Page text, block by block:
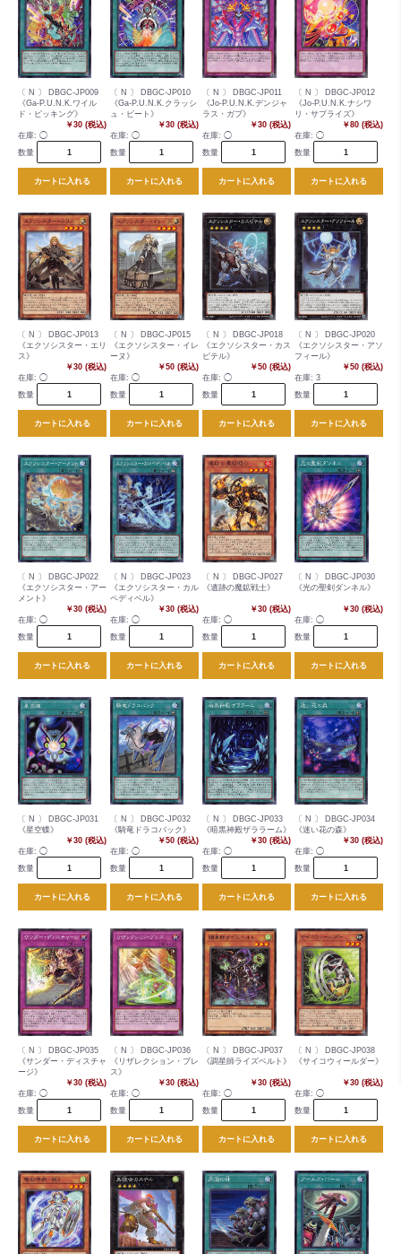
〔 N 〕 DBGC-JP009
《Ga-P.U.N.K.ワイル
ド・ピッキング》
￥30 (税込)
在庫: ◯
数量
カートに入れる
〔 N 〕 DBGC-JP010
《Ga-P.U.N.K.クラッシ
ュ・ビート》
￥30 (税込)
在庫: ◯
数量
カートに入れる
〔 N 〕 DBGC-JP011
《Jo-P.U.N.K.デンジャ
ラス・ガブ》
￥30 (税込)
在庫: ◯
数量
カートに入れる
〔 N 〕 DBGC-JP012
《Jo-P.U.N.K.ナシワ
リ・サプライズ》
￥80 (税込)
在庫: ◯
数量
カートに入れる
〔 N 〕 DBGC-JP013
《エクソシスター・エリ
ス》
￥30 (税込)
在庫: ◯
数量
カートに入れる
〔 N 〕 DBGC-JP015
《エクソシスター・イレ
ーヌ》
￥50 (税込)
在庫: ◯
数量
カートに入れる
〔 N 〕 DBGC-JP018
《エクソシスター・カス
ピテル》
￥50 (税込)
在庫: ◯
数量
カートに入れる
〔 N 〕 DBGC-JP020
《エクソシスター・アソ
フィール》
￥50 (税込)
在庫: 3
数量
カートに入れる
〔 N 〕 DBGC-JP022
《エクソシスター・アー
メント》
￥30 (税込)
在庫: ◯
数量
カートに入れる
〔 N 〕 DBGC-JP023
《エクソシスター・カル
ペディベル》
￥30 (税込)
在庫: ◯
数量
カートに入れる
〔 N 〕 DBGC-JP027
《遺跡の魔鉱戦士》
￥30 (税込)
在庫: ◯
数量
カートに入れる
〔 N 〕 DBGC-JP030
《光の聖剣ダンネル》
￥30 (税込)
在庫: ◯
数量
カートに入れる
〔 N 〕 DBGC-JP031
《星空蝶》
￥30 (税込)
在庫: ◯
数量
カートに入れる
〔 N 〕 DBGC-JP032
《騎竜ドラコバック》
￥50 (税込)
在庫: ◯
数量
カートに入れる
〔 N 〕 DBGC-JP033
《暗黒神殿ザララーム》
￥30 (税込)
在庫: ◯
数量
カートに入れる
〔 N 〕 DBGC-JP034
《迷い花の森》
￥30 (税込)
在庫: ◯
数量
カートに入れる
〔 N 〕 DBGC-JP035
《サンダー・ディスチャ
ージ》
￥30 (税込)
在庫: ◯
数量
カートに入れる
〔 N 〕 DBGC-JP036
《リザレクション・ブレ
ス》
￥30 (税込)
在庫: ◯
数量
カートに入れる
〔 N 〕 DBGC-JP037
《調星師ライズベルト》
￥30 (税込)
在庫: ◯
数量
カートに入れる
〔 N 〕 DBGC-JP038
《サイコウィールダー》
￥30 (税込)
在庫: ◯
数量
カートに入れる